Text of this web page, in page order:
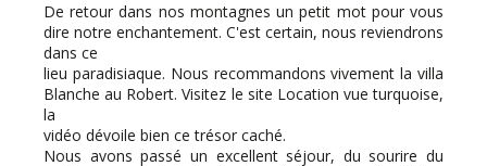
De retour dans nos montagnes un petit mot pour vous
dire notre enchantement. C'est certain, nous reviendrons
dans ce
lieu paradisiaque. Nous recommandons vivement la villa
Blanche au Robert. Visitez le site Location vue turquoise,
la
vidéo dévoile bien ce trésor caché.
Nous avons passé un excellent séjour, du sourire du